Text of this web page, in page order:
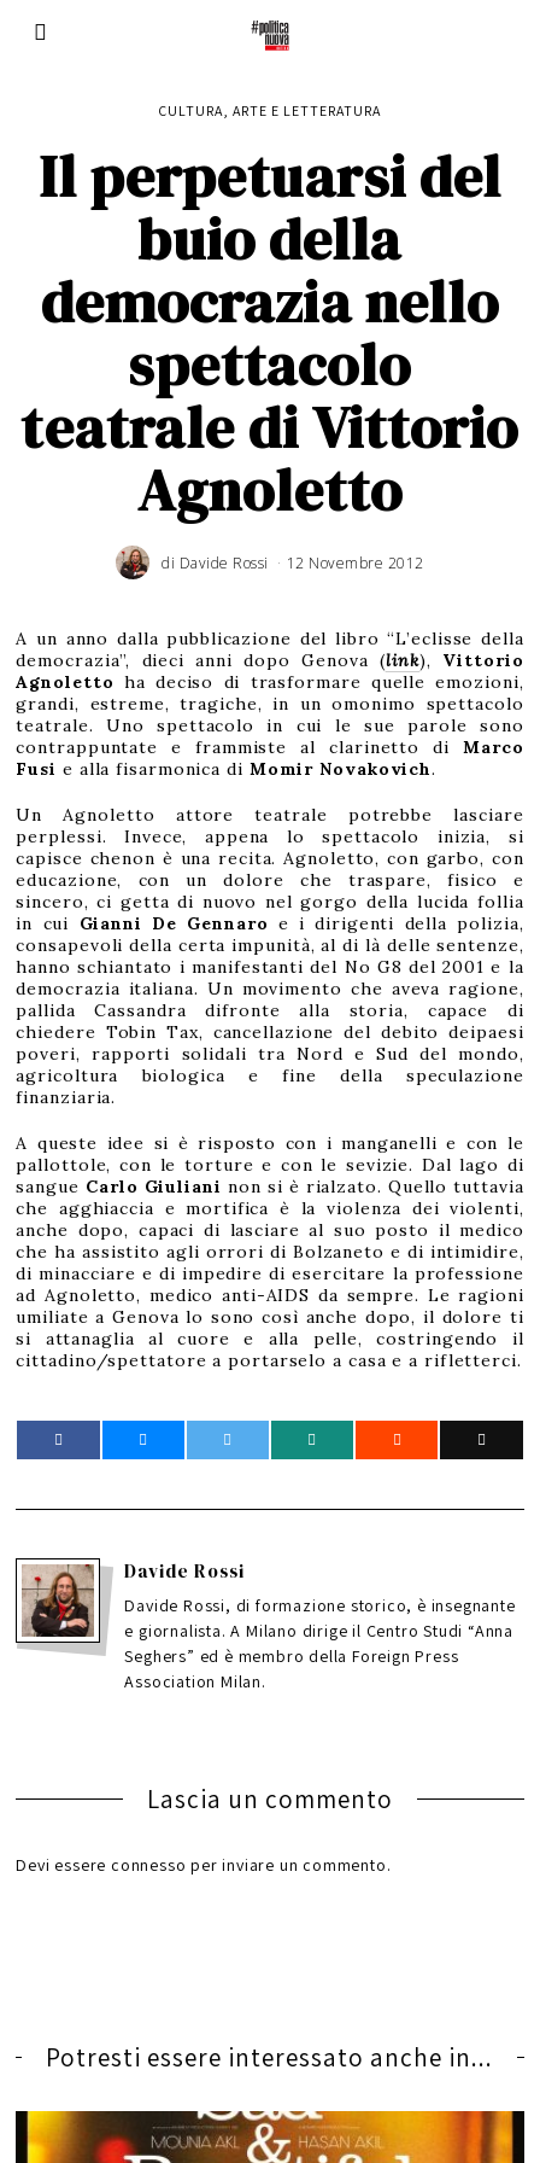
CULTURA, ARTE E LETTERATURA
Il perpetuarsi del
buio della
democrazia nello
spettacolo
teatrale di Vittorio
Agnoletto
di Davide Rossi 12 Novembre 2012
o
2
0
1
6
A un anno dalla pubblicazione del libro “L’eclisse della
democrazia”, dieci anni dopo Genova (link), Vittorio
Agnoletto ha deciso di trasformare quelle emozioni,
grandi, estreme, tragiche, in un omonimo spettacolo
teatrale. Uno spettacolo in cui le sue parole sono
contrappuntate e frammiste al clarinetto diMarco
Fusi e alla fisarmonica di Momir Novakovich.
Un Agnoletto attore teatrale potrebbe lasciare
perplessi. Invece, appena lo spettacolo inizia, si
capisce chenon è una recita. Agnoletto, con garbo, con
educazione, con un dolore che traspare, fisico e
sincero, ci getta di nuovo nel gorgo della lucida follia
in cui Gianni De Gennaro e i dirigenti della polizia,
consapevoli della certa impunità, al di là delle sentenze,
hanno schiantato i manifestanti del No G8 del 2001 e la
democrazia italiana. Un movimento che aveva ragione,
pallida Cassandra difronte alla storia, capace di
chiedere Tobin Tax, cancellazione del debito deipaesi
poveri, rapporti solidali tra Nord e Sud del mondo,
agricoltura biologica e fine della speculazione
finanziaria.
A queste idee si è risposto con i manganelli e con le
pallottole, con le torture e con le sevizie. Dal lago di
sangue Carlo Giuliani non si è rialzato. Quello tuttavia
che agghiaccia e mortifica è la violenza dei violenti,
anche dopo, capaci di lasciare al suo posto il medico
che ha assistito agli orrori di Bolzaneto e di intimidire,
di minacciare e di impedire di esercitare la professione
ad Agnoletto, medico anti-AIDS da sempre. Le ragioni
umiliate a Genova lo sono così anche dopo, il dolore ti
si attanaglia al cuore e alla pelle, costringendo il
cittadino/spettatore a portarselo a casa e a rifletterci.
Davide Rossi
Davide Rossi, di formazione storico, è insegnante
e giornalista. A Milano dirige il Centro Studi “Anna
Seghers” ed è membro della Foreign Press
Association Milan.
Lascia un commento
Devi essere connesso per inviare un commento.
Potresti essere interessato anche in...